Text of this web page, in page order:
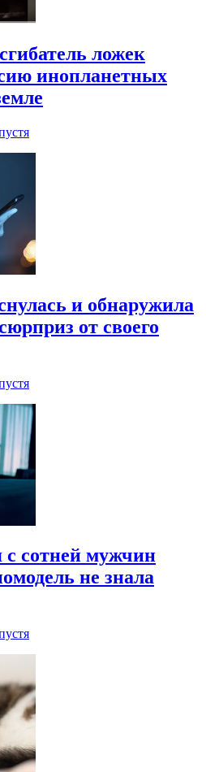
ложек
инопланетных
и обнаружила
от своего
сотней мужчин
не знала